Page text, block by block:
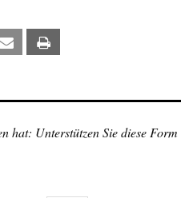
Email
hat: Unterstützen Sie diese Form